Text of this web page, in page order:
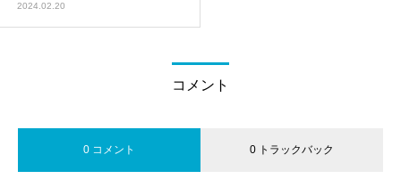
2024.02.20
コメント
0 コメント 0 トラックバック